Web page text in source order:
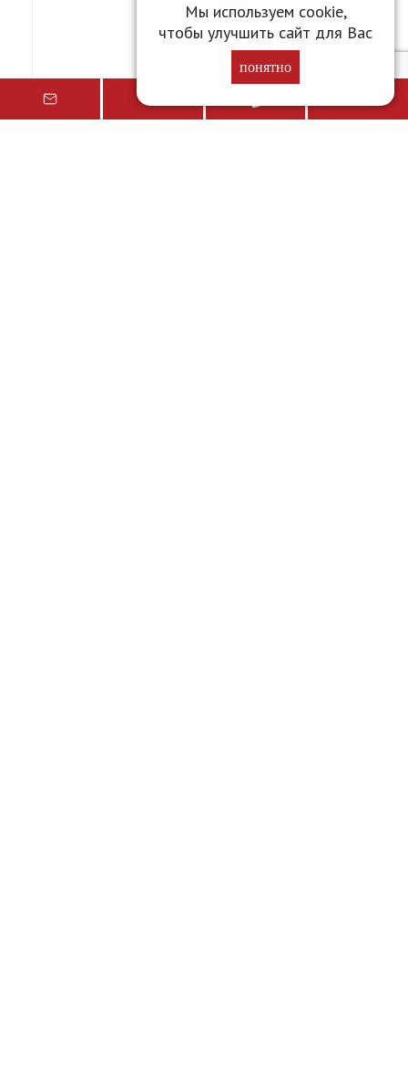
Свинина б/к с/м вырезка (Мираторг-Курск)
Вес
1 кг
Мы используем cookie,
чтобы улучшить сайт для Вас
понятно